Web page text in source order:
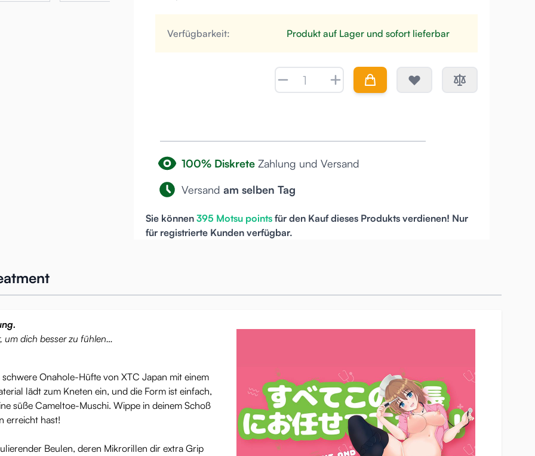
Verfügbarkeit: Produkt auf Lager und sofort lieferbar
100% Diskrete Zahlung und Versand
Versand am selben Tag
Sie können 395 Motsu points für den Kauf dieses Produkts verdienen! Nur
für registrierte Kunden verfügbar.
um dich besser zu fühlen…
schwere Onahole-Hüfte von XTC Japan mit einem
lädt zum Kneten ein, und die Form ist einfach,
süße Cameltoe-Muschi. Wippe in deinem Schoß
erreicht hast!
Beulen, deren Mikrorillen dir extra Grip